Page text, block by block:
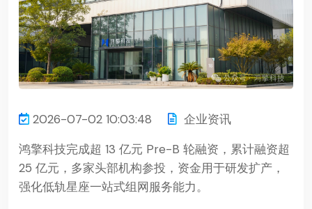
2026-07-02 10:03:48
企业资讯
鸿擎科技完成超 13 亿元 Pre-B 轮融资，累计融资超
25 亿元，多家头部机构参投，资金用于研发扩产，
强化低轨星座一站式组网服务能力。